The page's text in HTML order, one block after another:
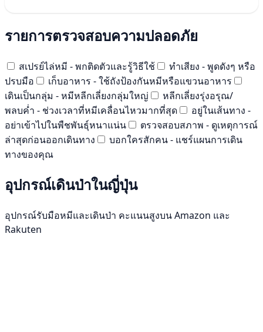
รายการตรวจสอบความปลอดภัย
สเปรย์ไล่หมี - พกติดตัวและรู้วิธีใช้
ทำเสียง - พูดดังๆ หรือ
ปรบมือ
เก็บอาหาร - ใช้ถังป้องกันหมีหรือแขวนอาหาร
เดินเป็นกลุ่ม - หมีหลีกเลี่ยงกลุ่มใหญ่
หลีกเลี่ยงรุ่งอรุณ/
พลบค่ำ - ช่วงเวลาที่หมีเคลื่อนไหวมากที่สุด
อยู่ในเส้นทาง -
อย่าเข้าไปในพืชพันธุ์หนาแน่น
ตรวจสอบสภาพ - ดูเหตุการณ์
ล่าสุดก่อนออกเดินทาง
บอกใครสักคน - แชร์แผนการเดิน
ทางของคุณ
อุปกรณ์เดินป่าในญี่ปุ่น
อุปกรณ์รับมือหมีและเดินป่า คะแนนสูงบน Amazon และ
Rakuten